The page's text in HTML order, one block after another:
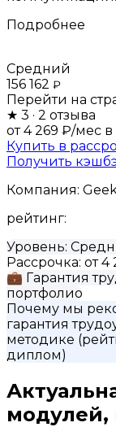
Подробнее
Средний
156 162 ₽
Перейти на
★ 3 · 2 отзыва
от 4 269 ₽/мес в
Купить в
Получить
Компания:
рейтинг:
Уровень:
Рассрочка: от 4
💼 Гарантия
портфолио
Почему мы
гарантия
методике
диплом)